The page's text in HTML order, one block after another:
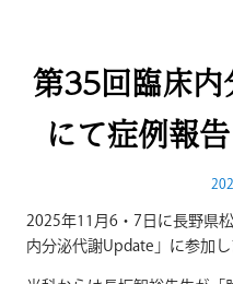
第35回臨床
にて症例報
2025年11月6・7日に長野県
内分泌代謝Update」に参加し